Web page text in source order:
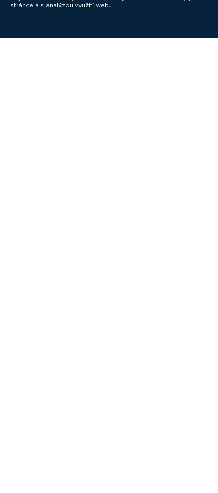
stránce a s analýzou využití webu.